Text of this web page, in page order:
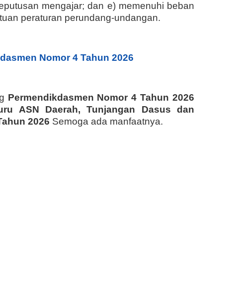
mengajar; dan e) memenuhi beban
peraturan perundang-undangan.
Nomor 4 Tahun 2026
Permendikdasmen Nomor 4 Tahun 2026
ASN Daerah, Tunjangan Dasus dan
2026 Semoga ada manfaatnya.